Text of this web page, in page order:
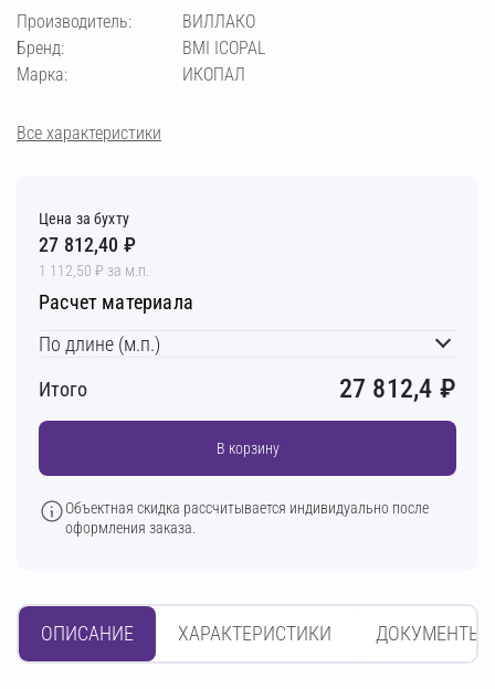
Производитель:
ВИЛЛАКО
Бренд:
BMI ICOPAL
Марка:
ИКОПАЛ
Все характеристики
Цена за бухту
27 812,40 ₽
1 112,50 ₽ за м.п.
Расчет материала
По длине (м.п.)
Итого
27 812,4 ₽
В корзину
Объектная скидка рассчитывается индивидуально после
оформления заказа.
ОПИСАНИЕ ХАРАКТЕРИСТИКИ ДОКУМЕНТЫ